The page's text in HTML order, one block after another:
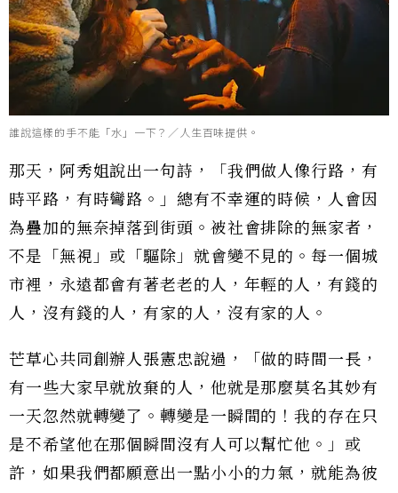
誰說這樣的手不能「水」一下？／人生百味提供。
那天，阿秀姐說出一句詩，「我們做人像行路，有
時平路，有時彎路。」總有不幸運的時候，人會因
為疊加的無奈掉落到街頭。被社會排除的無家者，
不是「無視」或「驅除」就會變不見的。每一個城
市裡，永遠都會有著老老的人，年輕的人，有錢的
人，沒有錢的人，有家的人，沒有家的人。
芒草心共同創辦人張憲忠說過，「做的時間一長，
有一些大家早就放棄的人，他就是那麼莫名其妙有
一天忽然就轉變了。轉變是一瞬間的！我的存在只
是不希望他在那個瞬間沒有人可以幫忙他。」或
許，如果我們都願意出一點小小的力氣，就能為彼